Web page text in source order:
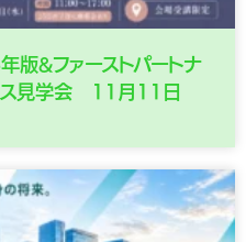
&ファーストパートナ
ス見学会 11月11日